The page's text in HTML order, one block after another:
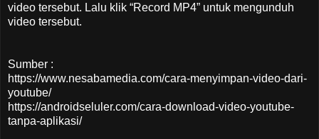
video tersebut. Lalu klik “Record MP4” untuk mengunduh
video tersebut.
Sumber :
https://www.nesabamedia.com/cara-menyimpan-video-dari-
youtube/
https://androidseluler.com/cara-download-video-youtube-
tanpa-aplikasi/